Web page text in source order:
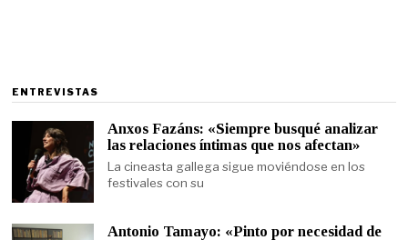
ENTREVISTAS
Anxos Fazáns: «Siempre busqué analizar
las relaciones íntimas que nos afectan»
La cineasta gallega sigue moviéndose en los
festivales con su
Antonio Tamayo: «Pinto por necesidad de